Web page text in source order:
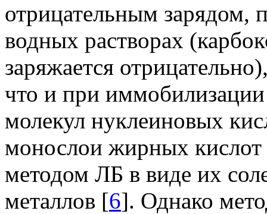
отрицательным зарядом,
водных растворах
заряжается
что и при
молекул нуклеиновых
монослои жирных кислот
методом ЛБ в виде их
металлов [6]. Однако